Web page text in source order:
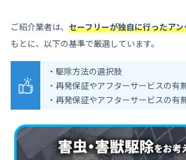
ご紹介業者は、 セーフリーが独自に行ったア
もとに、以下の基準で厳選しています。
・駆除方法の選択肢
・再発保証やアフターサービスの有
・再発保証やアフターサービスの有